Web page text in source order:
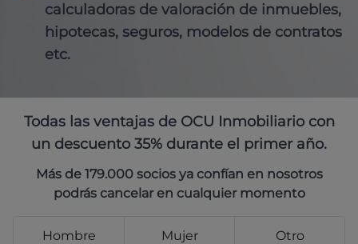
calculadoras de valoración de inmuebles,
hipotecas, seguros, modelos de contratos
etc.
Todas las ventajas de OCU Inmobiliario con
un descuento 35% durante el primer año.
Más de 179.000 socios ya confían en nosotros
podrás cancelar en cualquier momento
Hombre Mujer Otro